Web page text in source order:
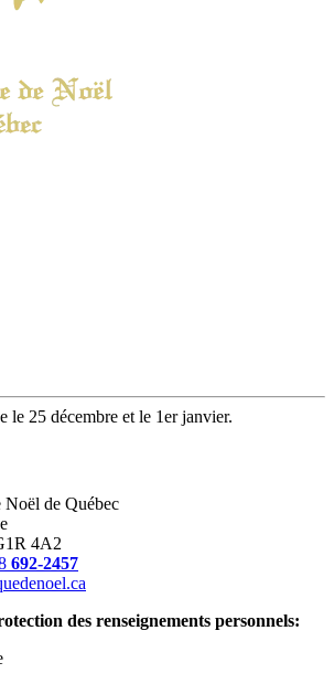
le 25 décembre et le 1er janvier.
de Québec
4A2
692-2457
des renseignements personnels: